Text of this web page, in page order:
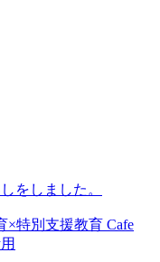
をしました。
×特別支援教育 Cafe